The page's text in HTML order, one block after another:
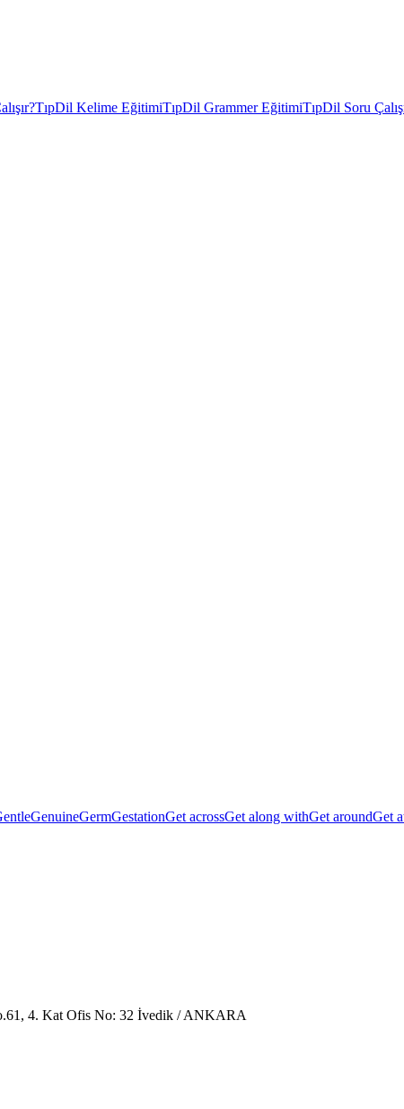
TıpDil Kelime EğitimiTıpDil Grammer EğitimiTıpDil Soru
GenuineGermGestationGet acrossGet along withGet aroundGet
4. Kat Ofis No: 32 İvedik / ANKARA